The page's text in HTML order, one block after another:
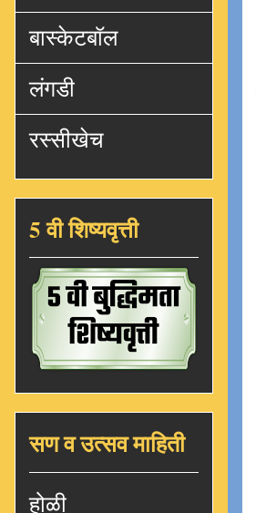
बास्केटबॉल
लंगडी
रस्सीखेच
5 वी शिष्यवृत्ती
सण व उत्सव माहिती
होळी